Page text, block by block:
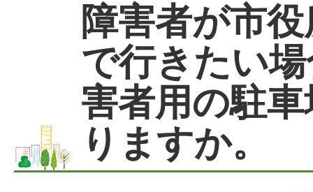
障害者が市
で行きたい
害者用の駐
りますか。